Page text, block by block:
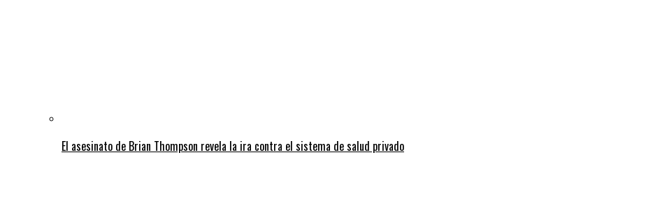
El asesinato de Brian Thompson revela la ira contra el sistema de salud privado